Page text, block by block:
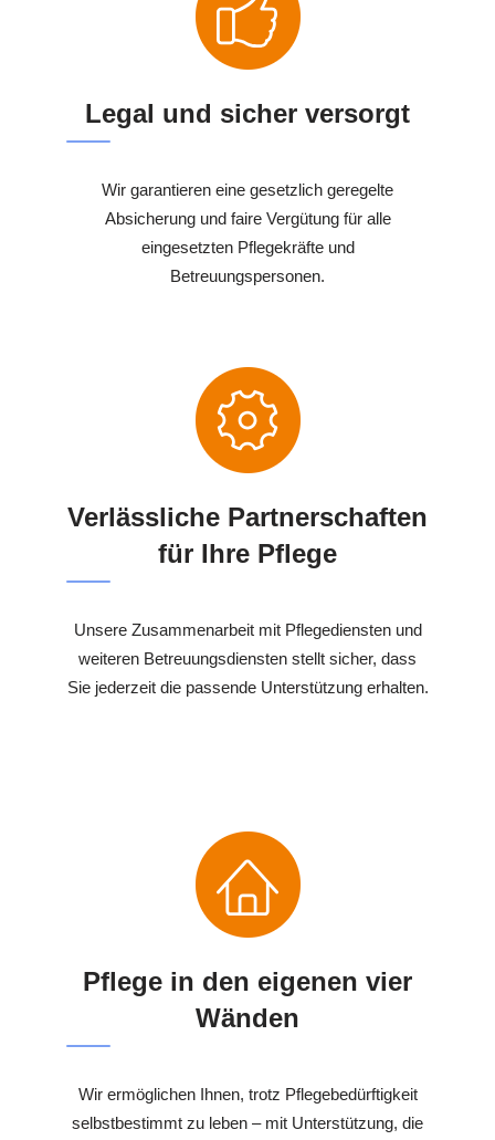
Legal und sicher versorgt
Wir garantieren eine gesetzlich geregelte
Absicherung und faire Vergütung für alle
eingesetzten Pflegekräfte und
Betreuungspersonen.
Verlässliche Partnerschaften
für Ihre Pflege
Unsere Zusammenarbeit mit Pflegediensten und
weiteren Betreuungsdiensten stellt sicher, dass
Sie jederzeit die passende Unterstützung erhalten.
Pflege in den eigenen vier
Wänden
Wir ermöglichen Ihnen, trotz Pflegebedürftigkeit
selbstbestimmt zu leben – mit Unterstützung, die